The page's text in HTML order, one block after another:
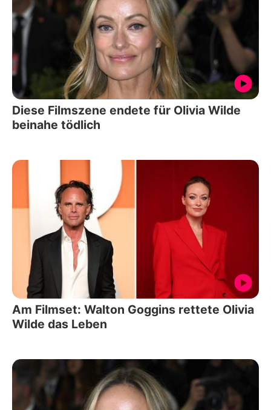
Diese Filmszene endete für Olivia Wilde
beinahe tödlich
Am Filmset: Walton Goggins rettete Olivia
Wilde das Leben